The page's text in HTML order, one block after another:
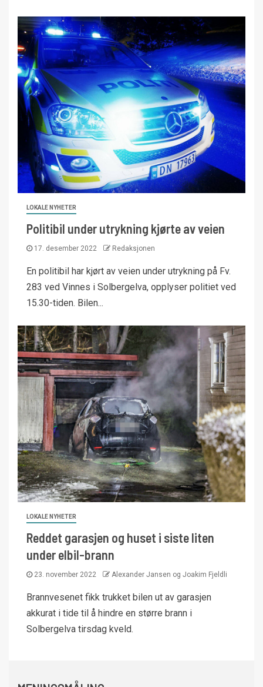
LOKALE NYHETER
Politibil under utrykning kjørte av veien
17. desember 2022 Redaksjonen
En politibil har kjørt av veien under utrykning på Fv.
283 ved Vinnes i Solbergelva, opplyser politiet ved
15.30-tiden. Bilen...
LOKALE NYHETER
Reddet garasjen og huset i siste liten
under elbil-brann
23. november 2022 Alexander Jansen og Joakim Fjeldli
Brannvesenet fikk trukket bilen ut av garasjen
akkurat i tide til å hindre en større brann i
Solbergelva tirsdag kveld.